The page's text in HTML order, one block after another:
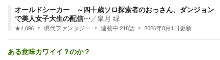
オールドシーカー ～四十歳ソロ探索者のおっさん、ダンジョン
で美人女子大生の配信…／皐月 緑
★4,096 現代ファンタジー 連載中 218話 2026年8月1日更新
ある意味カワイイ？のか？